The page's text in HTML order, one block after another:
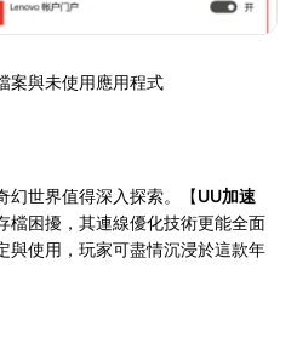
案與未使用應用程式
幻世界值得深入探索。【UU加速
檔困擾，其連線優化技術更能全面
與使用，玩家可盡情沉浸於這款年